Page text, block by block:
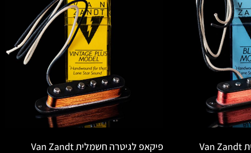
פיקאפ לגיטרה חשמלית Van Zandt
פיקאפ לגיטרה חשמלית Van Zandt